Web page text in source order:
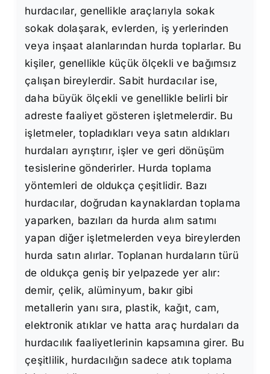
hurdacılar, genellikle araçlarıyla sokak
sokak dolaşarak, evlerden, iş yerlerinden
veya inşaat alanlarından hurda toplarlar. Bu
kişiler, genellikle küçük ölçekli ve bağımsız
çalışan bireylerdir. Sabit hurdacılar ise,
daha büyük ölçekli ve genellikle belirli bir
adreste faaliyet gösteren işletmelerdir. Bu
işletmeler, topladıkları veya satın aldıkları
hurdaları ayrıştırır, işler ve geri dönüşüm
tesislerine gönderirler. Hurda toplama
yöntemleri de oldukça çeşitlidir. Bazı
hurdacılar, doğrudan kaynaklardan toplama
yaparken, bazıları da hurda alım satımı
yapan diğer işletmelerden veya bireylerden
hurda satın alırlar. Toplanan hurdaların türü
de oldukça geniş bir yelpazede yer alır:
demir, çelik, alüminyum, bakır gibi
metallerin yanı sıra, plastik, kağıt, cam,
elektronik atıklar ve hatta araç hurdaları da
hurdacılık faaliyetlerinin kapsamına girer. Bu
çeşitlilik, hurdacılığın sadece atık toplama